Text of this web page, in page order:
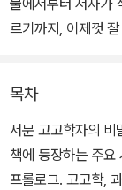
르기까지, 이제껏
한 선물이라는 걸
미지의 땅을 찾아
의 현재 삶의 의미
목차
서문 고고학자의 비
책에 등장하는 주요
프롤로그. 고고학,